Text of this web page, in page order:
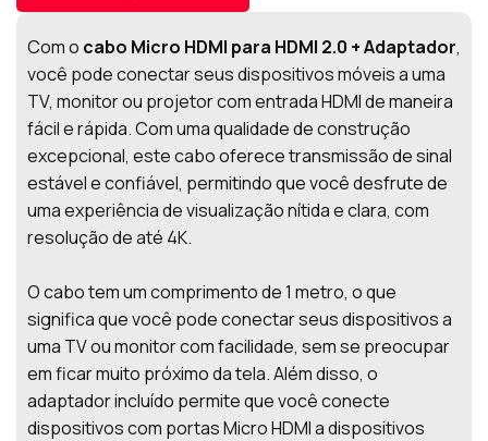
Com o cabo Micro HDMI para HDMI 2.0 + Adaptador,
você pode conectar seus dispositivos móveis a uma
TV, monitor ou projetor com entrada HDMI de maneira
fácil e rápida. Com uma qualidade de construção
excepcional, este cabo oferece transmissão de sinal
estável e confiável, permitindo que você desfrute de
uma experiência de visualização nítida e clara, com
resolução de até 4K.
O cabo tem um comprimento de 1 metro, o que
significa que você pode conectar seus dispositivos a
uma TV ou monitor com facilidade, sem se preocupar
em ficar muito próximo da tela. Além disso, o
adaptador incluído permite que você conecte
dispositivos com portas Micro HDMI a dispositivos